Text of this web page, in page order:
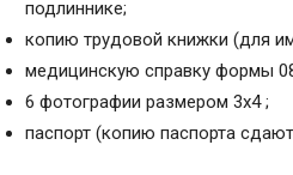
подлиннике;
копию трудовой книжки (для
медицинскую справку формы
6 фотографии размером 3х4 ;
паспорт (копию паспорта